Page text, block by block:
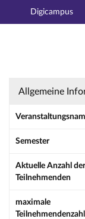
Digicampus
Übung:
Allgemeine
Semester
Aktuelle Anzahl der
Teilnehmenden
maximale
Teilnehmendenzahl